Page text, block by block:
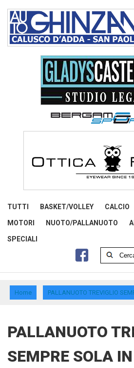
TUTTI BASKET/VOLLEY CALCIO
MOTORI NUOTO/PALLANUOTO
SPECIALI
Home PALLANUOTO TREVIGLIO
PALLANUOTO
SEMPRE SOLA